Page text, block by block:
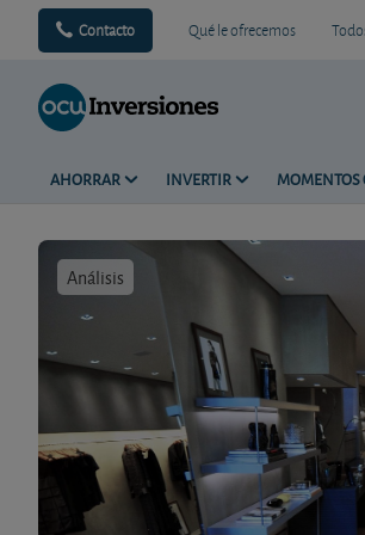
Contacto Qué le ofrecemos
AHORRAR INVERTIR MOMENTOS
Análisis